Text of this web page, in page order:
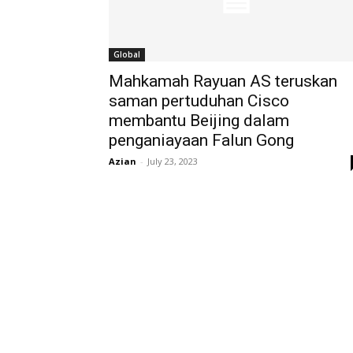
Global
Mahkamah Rayuan AS teruskan
saman pertuduhan Cisco
membantu Beijing dalam
penganiayaan Falun Gong
Azian - July 23, 2023